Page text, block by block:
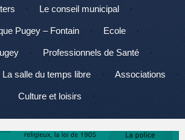
Le conseil municipal
Pugey – Fontain Ecole
Professionnels de Santé
La salle du temps libre Associations
Culture et loisirs